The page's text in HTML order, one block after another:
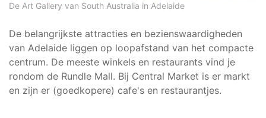
De Art Gallery van South Australia in Adelaide
De belangrijkste attracties en bezienswaardigheden
van Adelaide liggen op loopafstand van het compacte
centrum. De meeste winkels en restaurants vind je
rondom de Rundle Mall. Bij Central Market is er markt
en zijn er (goedkopere) cafe's en restaurantjes.